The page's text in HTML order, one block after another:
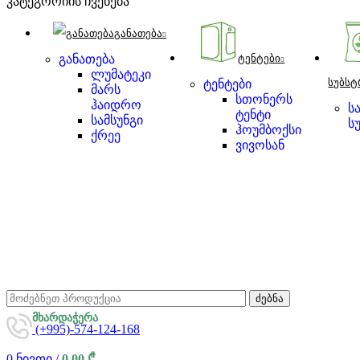
განათება
განათება
ლუმატეკი
მარს
ჰაიდრო
სამსუნგი
ქრეე
ტენტები
ტენტები
სთონერს
ტენტი
ჰოუმბოქსი
ვივოსან
ძებნა
მხარდაჭერა
(+995)-574-124-168